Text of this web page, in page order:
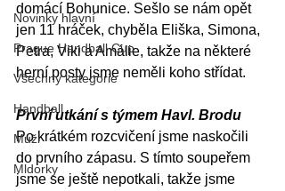
Novinky hlavní
Prague Handball Cup
Všechny kategorie
Handball
Muži
Mldorky
domácí Bohunice. Sešlo se nám opět
jen 11 hráček, chyběla Eliška, Simona,
Petra, Viki a Amálie, takže na některé
herní posty jsme neměli koho střídat.
První utkání s týmem Havl. Brodu
Po krátkém rozcvičení jsme naskočili
do prvního zápasu. S tímto soupeřem
jsme se ještě nepotkali, takže jsme